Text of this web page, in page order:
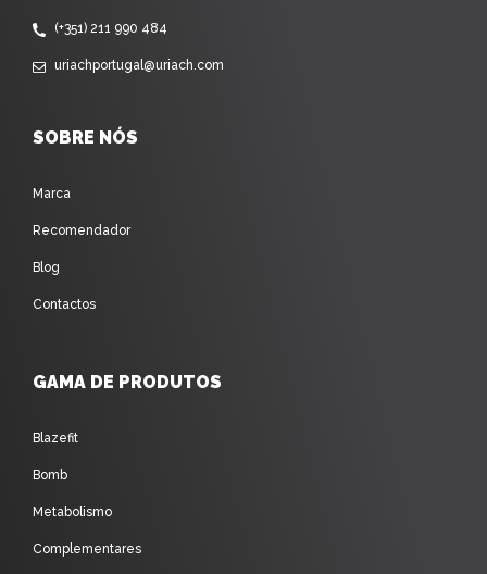
(+351) 211 990 484
uriachportugal@uriach.com
SOBRE NÓS
Marca
Recomendador
Blog
Contactos
GAMA DE PRODUTOS
Blazefit
Bomb
Metabolismo
Complementares